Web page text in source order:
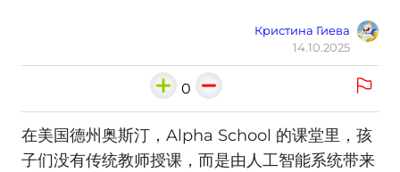
Кристина Гиева
14.10.2025
0
在美国德州奥斯汀，Alpha School 的课堂里，孩
子们没有传统教师授课，而是由人工智能系统带来